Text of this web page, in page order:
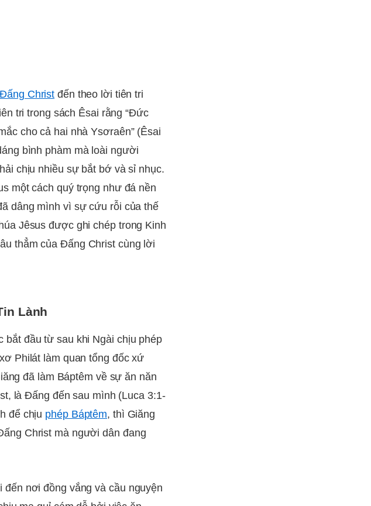
Đấng Christ đến theo lời tiên tri
tri trong sách Êsai rằng “Đức
cho cả hai nhà Ysơraên” (Êsai
bình phàm mà loài người
chịu nhiều sự bắt bớ và sỉ nhục.
một cách quý trọng như đá nền
dâng mình vì sự cứu rỗi của thế
Jêsus được ghi chép trong Kinh
thẳm của Đấng Christ cùng lời
Lành
đầu từ sau khi Ngài chịu phép
Philát làm quan tổng đốc xứ
đã làm Báptêm về sự ăn năn
là Đấng đến sau mình (Luca 3:1-
để chịu phép Báptêm, thì Giăng
Christ mà người dân đang
nơi đồng vắng và cầu nguyện